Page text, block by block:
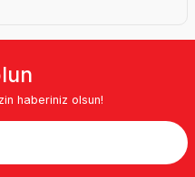
haberiniz olsun!